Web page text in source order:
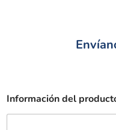
Información del